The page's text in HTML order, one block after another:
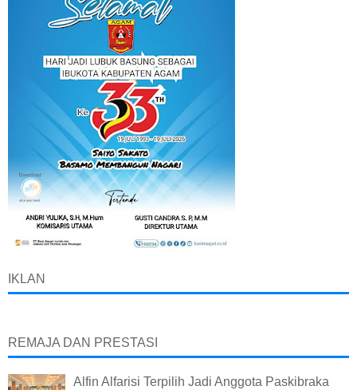
IKLAN
REMAJA DAN PRESTASI
Alfin Alfarisi Terpilih Jadi Anggota Paskibraka